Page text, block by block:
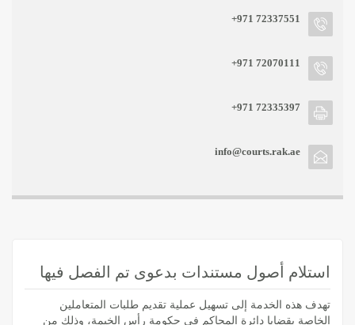
+971 72337551
+971 72070111
+971 72335397
info@courts.rak.ae
استلام أصول مستندات بدعوى تم الفصل فيها
تهدف هذه الخدمة إلى تسهيل عملية تقديم طلبات المتعاملين
الخاصة بقضايا دائرة المحاكم في حكومة رأس الخيمة، وذلك من